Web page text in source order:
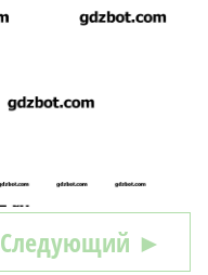
Следующий ►